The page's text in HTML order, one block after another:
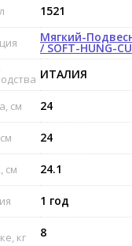
1521
Мягкий-
/ SOFT-HUNG-
ИТАЛИЯ
см 24
24
см 24.1
1 год
кг 8